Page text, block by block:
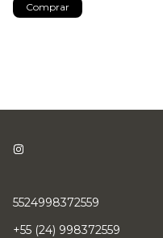
Comprar
5524998372559
+55 (24) 998372559